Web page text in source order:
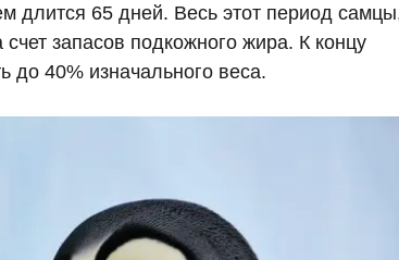
длится 65 дней. Весь этот период
запасов подкожного жира. К концу
до 40% изначального веса.